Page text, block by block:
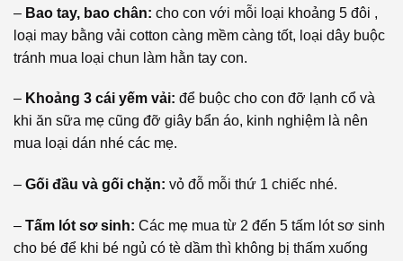
– Bao tay, bao chân: cho con với mỗi loại khoảng 5 đôi ,
loại may bằng vải cotton càng mềm càng tốt, loại dây buộc
tránh mua loại chun làm hằn tay con.
– Khoảng 3 cái yếm vải: để buộc cho con đỡ lạnh cổ và
khi ăn sữa mẹ cũng đỡ giây bẩn áo, kinh nghiệm là nên
mua loại dán nhé các mẹ.
– Gối đầu và gối chặn: vỏ đỗ mỗi thứ 1 chiếc nhé.
– Tấm lót sơ sinh: Các mẹ mua từ 2 đến 5 tấm lót sơ sinh
cho bé để khi bé ngủ có tè dầm thì không bị thấm xuống